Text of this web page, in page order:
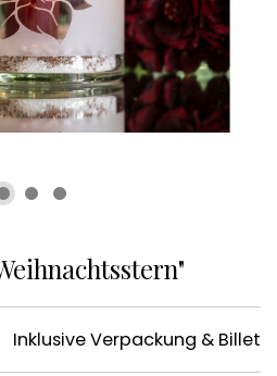
Inklusive Verpackung & Billet